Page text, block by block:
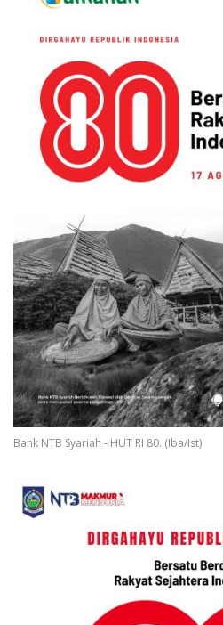
Bank NTB Syariah - HUT RI 80. (Iba/Ist)